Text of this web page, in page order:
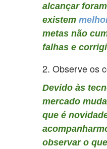
alcançar
existem
metas não
falhas e
2. Observe os
Devido às
mercado
que é
observar o